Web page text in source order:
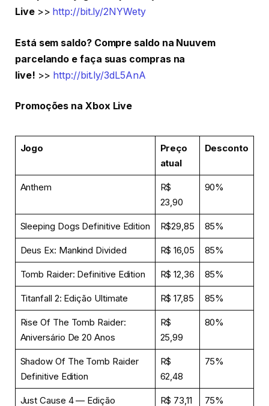
Live>> http://bit.ly/2NYWety
Está sem saldo? Compre saldo na Nuuvem
parcelando e faça suas compras na
live! >> http://bit.ly/3dL5AnA
Promoções na Xbox Live
Jogo
Preço
atual
Desconto
Anthem
R$
23,90
90%
Sleeping Dogs Definitive Edition R$29,85 85%
Deus Ex: Mankind Divided R$ 16,05 85%
Tomb Raider: Definitive Edition R$ 12,36 85%
Titanfall 2: Edição Ultimate R$ 17,85 85%
Rise Of The Tomb Raider:
Aniversário De 20 Anos
R$
25,99
80%
Shadow Of The Tomb Raider
Definitive Edition
R$
62,48
75%
Just Cause 4 — Edição
R$ 73,11 75%